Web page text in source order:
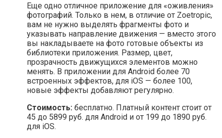
Еще одно отличное приложение для «оживления»
фотографий. Только в нем, в отличие от Zoetropic,
вам не нужно выделять фрагменты фото и
указывать направление движения — вместо этого
вы накладываете на фото готовые объекты из
библиотеки приложения. Размер, цвет,
прозрачность движущихся элементов можно
менять. В приложении для Android более 70
встроенных эффектов, для iOS — более 100,
новые эффекты добавляют регулярно.
Стоимость: бесплатно. Платный контент стоит от
45 до 5899 руб. для Android и от 199 до 1890 руб.
для iOS.